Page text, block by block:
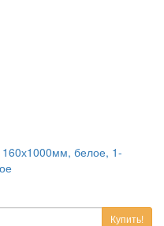
белое, 1-
Купить!